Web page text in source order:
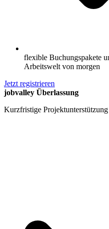
flexible Buchungspakete
Arbeitswelt von morgen
Jetzt registrieren
jobvalley Überlassung
Kurzfristige Projektunterstützung